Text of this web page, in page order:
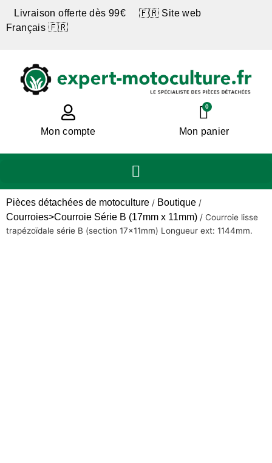
Livraison offerte dès 99€ 🇫🇷 Site web
Français 🇫🇷
Mon compte
0
Mon panier
Pièces détachées de motoculture / Boutique /
Courroies>Courroie Série B (17mm x 11mm) / Courroie lisse
trapézoïdale série B (section 17x11mm) Longueur ext: 1144mm.